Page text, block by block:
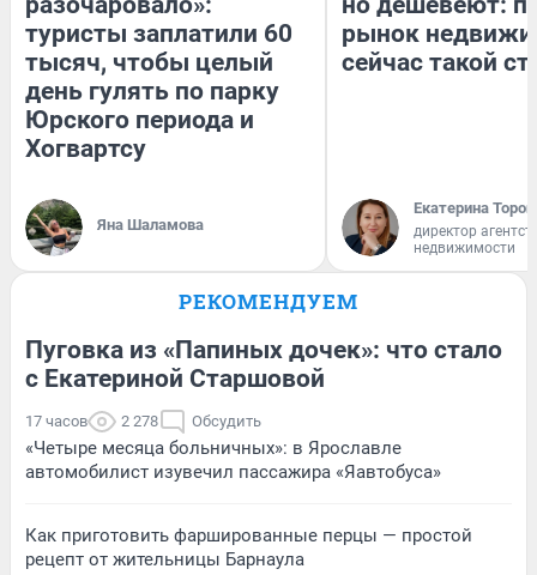
туристы заплатили 60
тысяч, чтобы целый
день гулять по парку
Юрского периода и
Хогвартсу
Яна Шаламова
рынок
сейчас такой
Екатерина
директор
недвижимости
РЕКОМЕНДУЕМ
Пуговка из «Папиных дочек»: что стало
с Екатериной Старшовой
17 часов 2 278 Обсудить
«Четыре месяца больничных»: в Ярославле
автомобилист изувечил пассажира «Яавтобуса»
Как приготовить фаршированные перцы — простой
рецепт от жительницы Барнаула